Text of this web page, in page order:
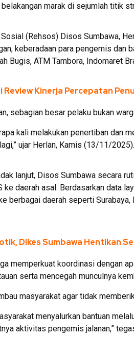
belakangan marak di sejumlah titik
(Rehsos) Disos Sumbawa,
keberadaan para pengemis
Bugis, ATM Tambora, Indomaret
Review Kinerja Percepatan
sebagian besar pelaku bukan
kali melakukan penertiban dan
ujar Herlan, Kamis (13/11/2025).
lanjut, Disos Sumbawa secara
ke daerah asal. Berdasarkan data
berbagai daerah seperti
Dikes Sumbawa Hentikan
memperkuat koordinasi dengan
serta mencegah munculnya
masyarakat agar tidak
menyalurkan bantuan
aktivitas pengemis jalanan,”